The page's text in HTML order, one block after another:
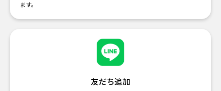
ます。
友だち追加